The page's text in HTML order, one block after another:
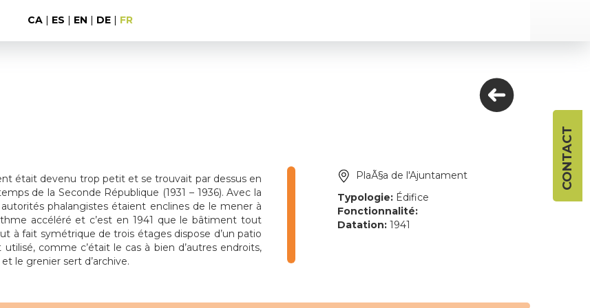
CA| ES | EN | DE| FR
était devenu trop petit et se trouvait par dessus en
de la Seconde République (1931 – 1936). Avec la
phalangistes étaient enclines de le mener à
accéléré et c’est en 1941 que le bâtiment tout
à fait symétrique de trois étages dispose d’un patio
comme c’était le cas à bien d’autres endroits,
le grenier sert d’archive.
PlaÃ§a de l'Ajuntament
Typologie: Édifice
Fonctionnalité:
Datation: 1941
CONTACT